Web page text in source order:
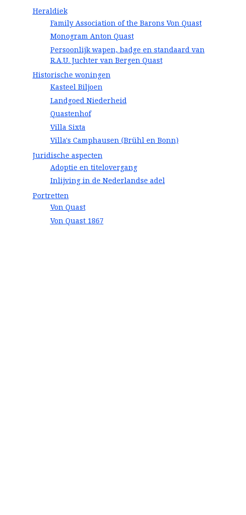
Heraldiek
Family Association of the Barons Von Quast
Monogram Anton Quast
Persoonlijk wapen, badge en standaard van
R.A.U. Juchter van Bergen Quast
Historische woningen
Kasteel Biljoen
Landgoed Niederheid
Quastenhof
Villa Sixta
Villa's Camphausen (Brühl en Bonn)
Juridische aspecten
Adoptie en titelovergang
Inlijving in de Nederlandse adel
Portretten
Von Quast
Von Quast 1867